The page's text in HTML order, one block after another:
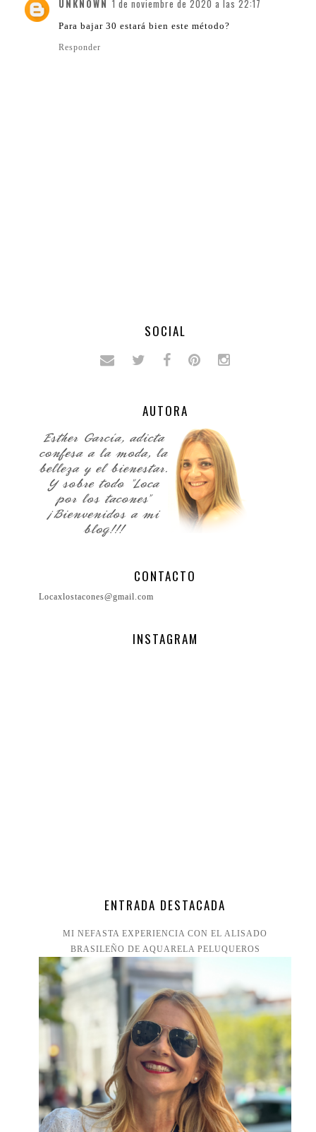
UNKNOWN 1 de noviembre de 2020 a las 22:17
Para bajar 30 estará bien este método?
Responder
SOCIAL
AUTORA
CONTACTO
Locaxlostacones@gmail.com
INSTAGRAM
ENTRADA DESTACADA
MI NEFASTA EXPERIENCIA CON EL ALISADO
BRASILEÑO DE AQUARELA PELUQUEROS